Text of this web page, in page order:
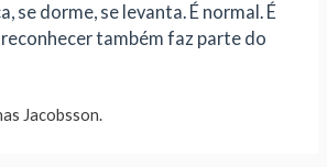
se dorme, se levanta. É normal. É
reconhecer também faz parte do
Jacobsson.